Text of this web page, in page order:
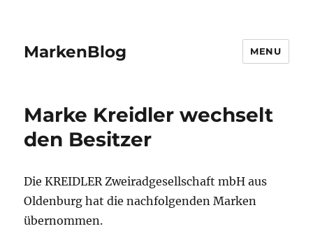
MarkenBlog MENU
Marke Kreidler wechselt
den Besitzer
Die KREIDLER Zweiradgesellschaft mbH aus
Oldenburg hat die nachfolgenden Marken
übernommen.